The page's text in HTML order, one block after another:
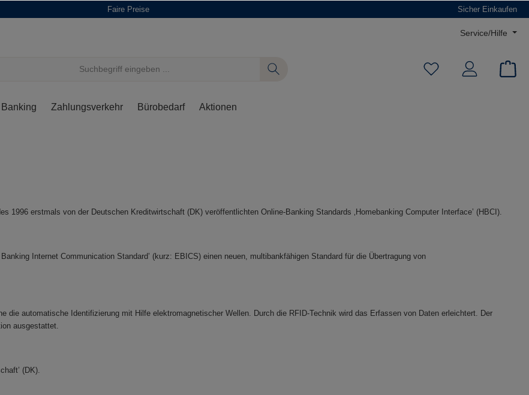
Faire Preise Sicher Einkaufen
Service/Hilfe
Banking Zahlungsverkehr Bürobedarf Aktionen
1996 erstmals von der Deutschen Kreditwirtschaft (DK) veröffentlichten Online-Banking Standards ‚Homebanking Computer Interface’ (HBCI).
Internet Communication Standard’ (kurz: EBICS) einen neuen, multibankfähigen Standard für die Übertragung von
die automatische Identifizierung mit Hilfe elektromagnetischer Wellen. Durch die RFID-Technik wird das Erfassen von Daten erleichtert. Der
ausgestattet.
(DK).